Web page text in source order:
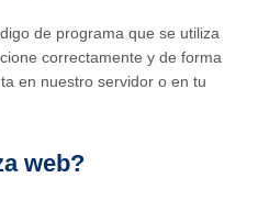
de programa que se utiliza
correctamente y de forma
en nuestro servidor o en tu
web?